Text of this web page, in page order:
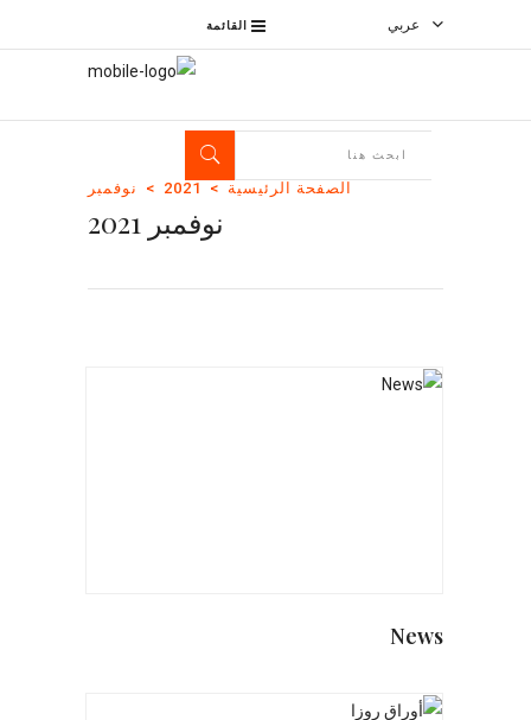
القائمة عربي
الصفحة الرئيسية 2021 نوفمبر
نوفمبر 2021
News